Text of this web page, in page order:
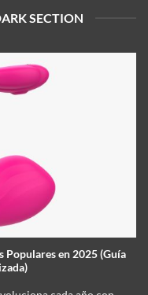
SECTION
Populares en 2025 (Guía